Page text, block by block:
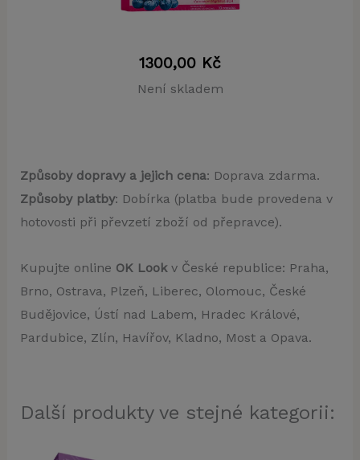
1300,00 Kč
Není skladem
Způsoby dopravy a jejich cena: Doprava zdarma.
Způsoby platby: Dobírka (platba bude provedena v
hotovosti při převzetí zboží od přepravce).
Kupujte online OK Lookv České republice: Praha,
Brno, Ostrava, Plzeň, Liberec, Olomouc, České
Budějovice, Ústí nad Labem, Hradec Králové,
Pardubice, Zlín, Havířov, Kladno, Most a Opava.
Další produkty ve stejné kategorii: